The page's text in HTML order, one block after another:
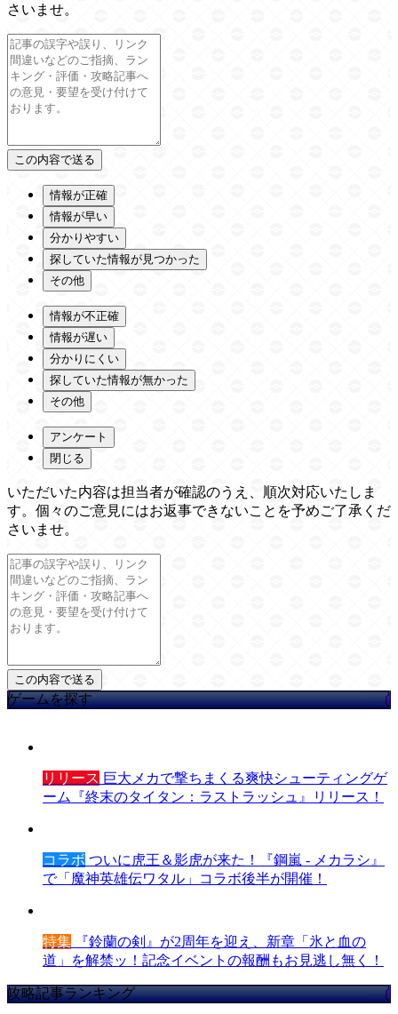
さいませ。
情報が正確
情報が早い
分かりやすい
探していた情報が見つかった
その他
情報が不正確
情報が遅い
分かりにくい
探していた情報が無かった
その他
アンケート
閉じる
いただいた内容は担当者が確認のうえ、順次対応いたしま
す。個々のご意見にはお返事できないことを予めご了承くだ
さいませ。
ゲームを探す
リリース 巨大メカで撃ちまくる爽快シューティングゲ
ーム『終末のタイタン：ラストラッシュ』リリース！
コラボ ついに虎王＆影虎が来た！『鋼嵐 - メカラシ』
で「魔神英雄伝ワタル」コラボ後半が開催！
特集 『鈴蘭の剣』が2周年を迎え、新章「氷と血の
道」を解禁ッ！記念イベントの報酬もお見逃し無く！
攻略記事ランキング